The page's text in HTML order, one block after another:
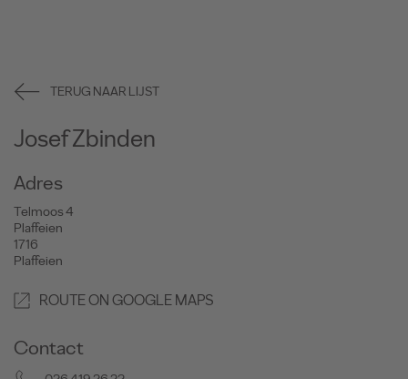
TERUG NAAR LIJST
Josef Zbinden
Adres
Telmoos 4
Plaffeien
1716
Plaffeien
ROUTE ON GOOGLE MAPS
Contact